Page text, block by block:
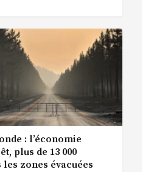
: l’économie
plus de 13 000
zones évacuées